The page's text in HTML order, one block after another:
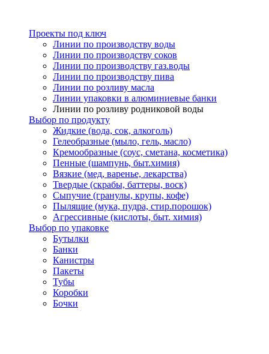
Проекты под ключ
Линии по производству воды
Линии по производству соков
Линии по производству газ.воды
Линии по производству пива
Линии по розливу масла
Линии упаковки в алюминиевые банки
Линии по розливу родниковой воды
Выбор по продукту
Жидкие (вода, сок, алкоголь)
Гелеобразные (мыло, гель, масло)
Кремообразные (соус, сметана, косметика)
Пенные (шампунь, быт.химия)
Вязкие (мед, варенье, лекарства)
Твердые (скрабы, баттеры, воск)
Сыпучие (гранулы, крупы, кофе)
Пылящие (мука, пудра, стир.порошок)
Агрессивные (кислоты, быт. химия)
Выбор по упаковке
Бутылки
Банки
Канистры
Пакеты
Тубы
Коробки
Бочки